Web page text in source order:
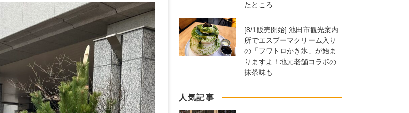
たところ
[8/1販売開始] 池田市観光案内
所でエスプーマクリーム入り
の「フワトロかき氷」が始ま
りますよ！地元老舗コラボの
抹茶味も
人気記事